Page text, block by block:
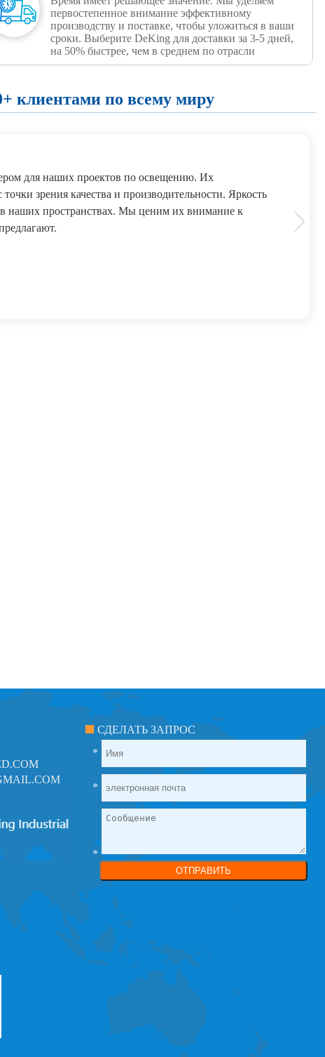
первостепенное внимание эффективному
производству и поставке, чтобы уложиться в ваши
сроки. Выберите DeKing для доставки за 3-5 дней,
на 50% быстрее, чем в среднем по отрасли
клиентами по всему миру
для наших проектов по освещению. Их
зрения качества и производительности. Яркость
наших пространствах. Мы ценим их внимание к
СДЕЛАТЬ ЗАПРОС
*
*
*
ОТПРАВИТЬ